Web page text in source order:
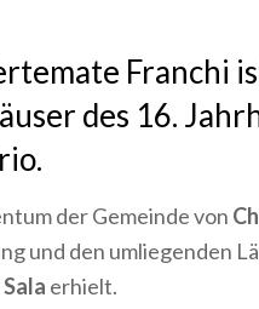
Franchi
des 16.
der Gemeinde von
und den umliegenden
erhielt.